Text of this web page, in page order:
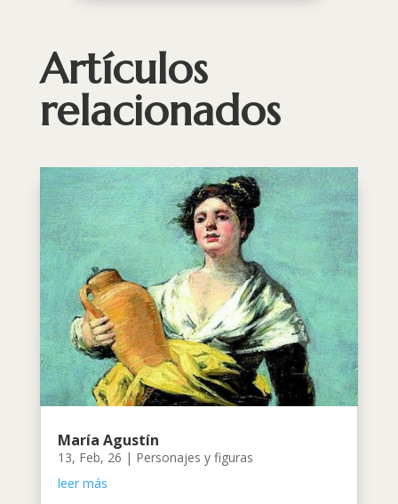
Artículos
relacionados
María Agustín
13, Feb, 26 | Personajes y figuras
leer más